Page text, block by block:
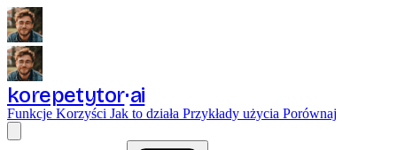
korepetytor ai
Funkcje Korzyści Jak to działa Przykłady użycia Porównaj